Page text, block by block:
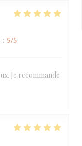
: 5/5
Je recommande